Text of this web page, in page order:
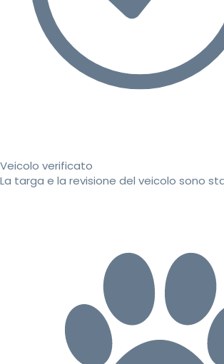
Veicolo verificato
La targa e la revisione del veicolo sono